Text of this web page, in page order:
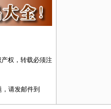
权，转载必须注
请发邮件到